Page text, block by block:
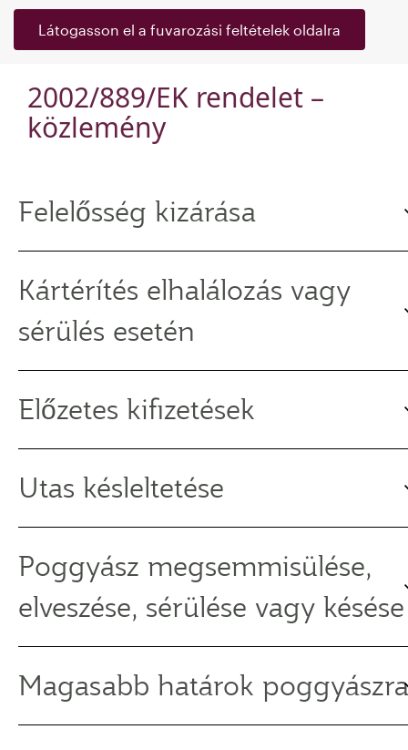
Látogasson el a fuvarozási feltételek oldalra
2002/889/EK rendelet –
közlemény
Felelősség kizárása
Kártérítés elhalálozás vagy
sérülés esetén
Előzetes kifizetések
Utas késleltetése
Poggyász megsemmisülése,
elveszése, sérülése vagy késése
Magasabb határok poggyászra